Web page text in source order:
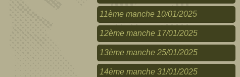
11ème manche 10/01/2025
12ème manche 17/01/2025
13ème manche 25/01/2025
14ème manche 31/01/2025